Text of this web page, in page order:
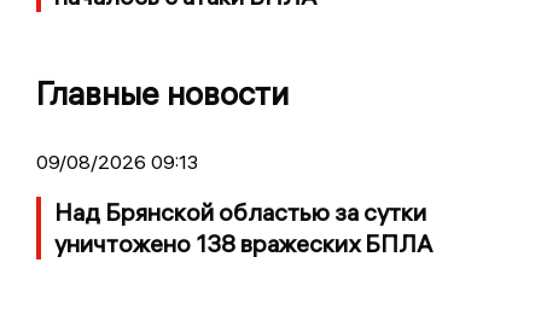
Главные новости
09/08/2026 09:13
Над Брянской областью за сутки
уничтожено 138 вражеских БПЛА